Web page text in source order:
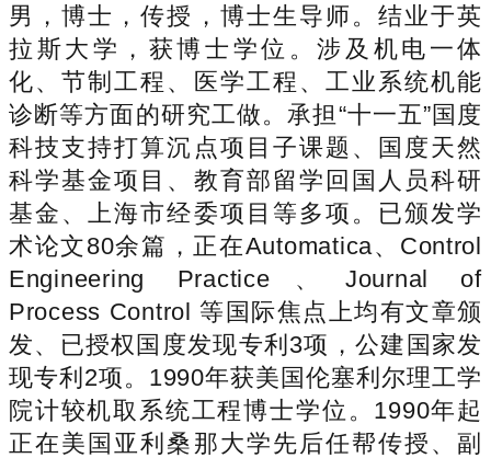
男，博士，传授，博士生导师。结业于英
拉斯大学，获博士学位。涉及机电一体
化、节制工程、医学工程、工业系统机能
诊断等方面的研究工做。承担“十一五”国度
科技支持打算沉点项目子课题、国度天然
科学基金项目、教育部留学回国人员科研
基金、上海市经委项目等多项。已颁发学
术论文80余篇，正在Automatica、Control
Engineering Practice、Journal of
Process Control 等国际焦点上均有文章颁
发、已授权国度发现专利3项，公建国家发
现专利2项。1990年获美国伦塞利尔理工学
院计较机取系统工程博士学位。1990年起
正在美国亚利桑那大学先后任帮传授、副